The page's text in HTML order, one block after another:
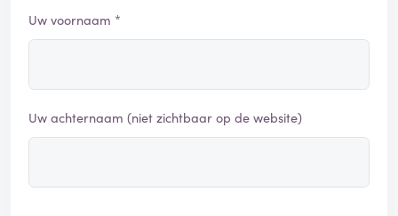
Uw voornaam *
Uw achternaam (niet zichtbaar op de website)